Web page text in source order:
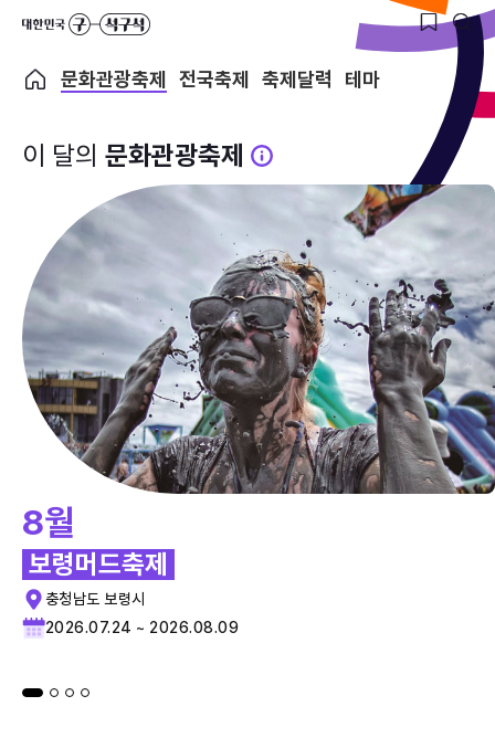
문화관광축제 전국축제 축제달력 테마
이 달의 문화관광축제
8월
보령머드축제
충청남도 보령시
2026.07.24 ~ 2026.08.09